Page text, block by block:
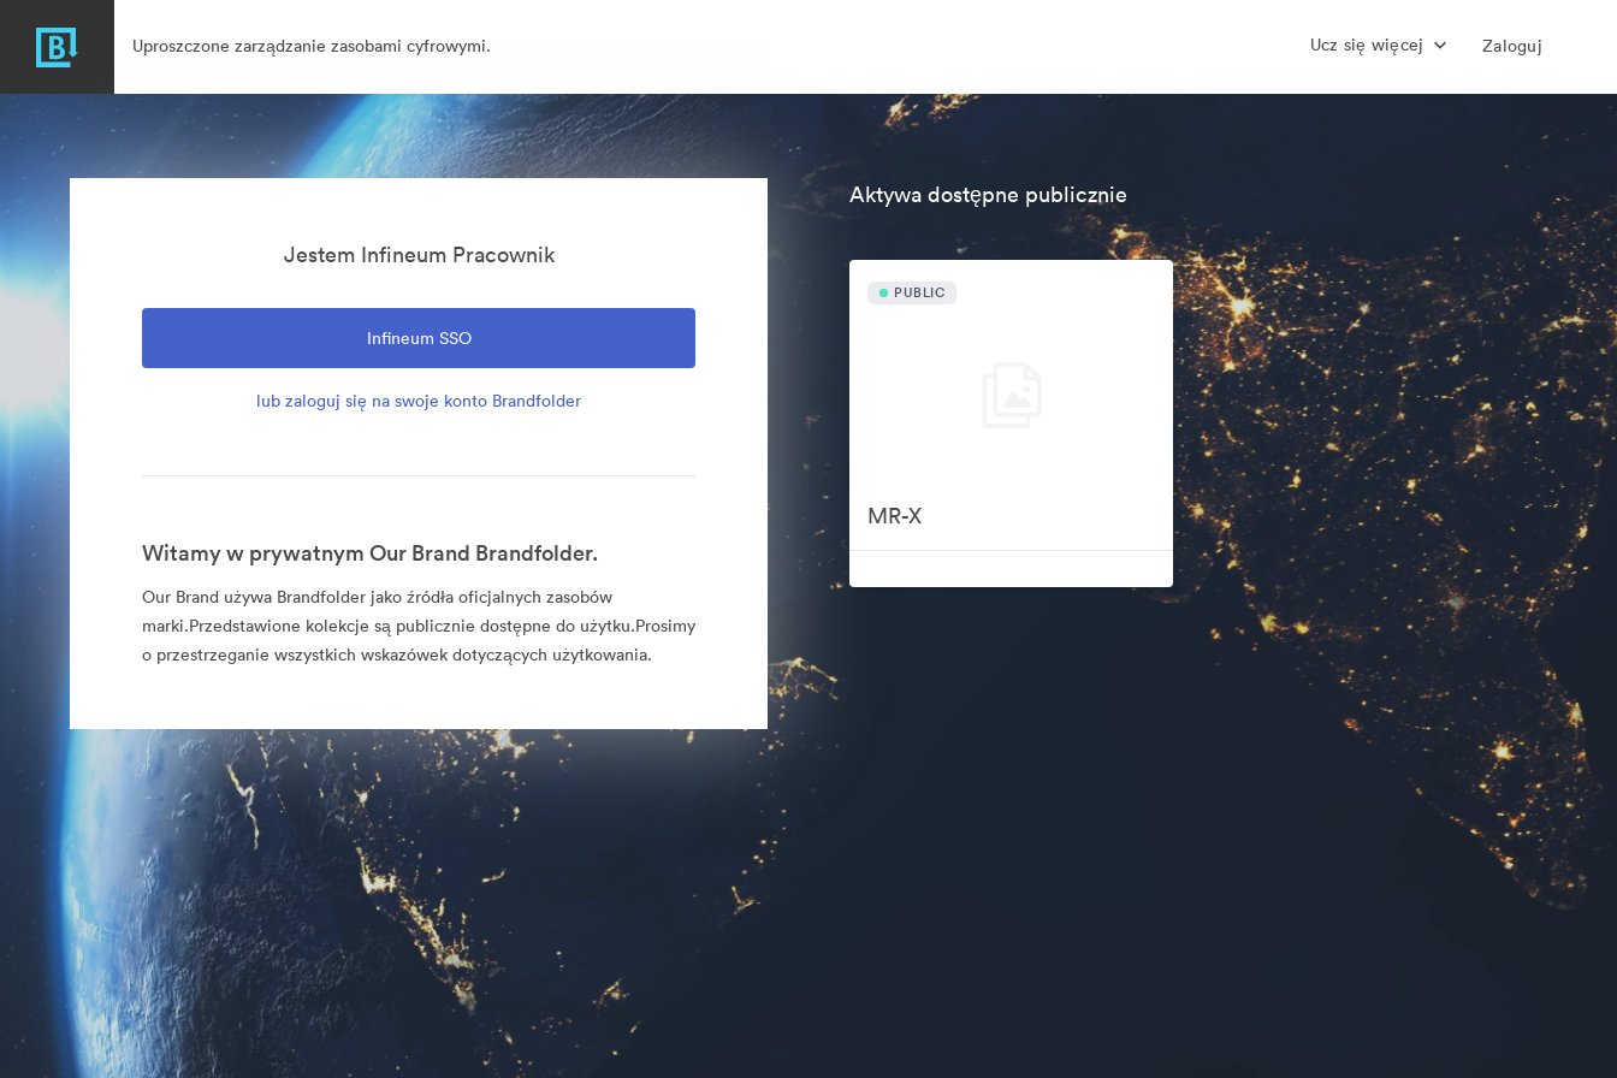
Uproszczone zarządzanie zasobami cyfrowymi. Ucz się więcej Zaloguj
Jestem Infineum Pracownik
Infineum SSO
lub zaloguj się na swoje konto Brandfolder
Witamy w prywatnym Our Brand Brandfolder.
Our Brand używa Brandfolder jako źródła oficjalnych zasobów
marki.Przedstawione kolekcje są publicznie dostępne do użytku.Prosimy
o przestrzeganie wszystkich wskazówek dotyczących użytkowania.
Aktywa dostępne publicznie
PUBLIC
MR-X